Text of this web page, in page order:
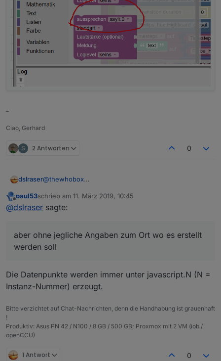
–
Ciao, Gerhard
S 2 Antworten 0
dslraser@thewhobox
es erstellt werden soll noch rolle usw....
Offline
paul53schrieb am 11. März 2019, 10:45
zuletzt editiert von
@dslraser sagte:
aber ohne jegliche Angaben zum Ort wo es erstellt
werden soll
Die Datenpunkte werden immer unter javascript.N (N =
Instanz-Nummer) erzeugt.
Bitte verzichtet auf Chat-Nachrichten, denn die Handhabung ist grauenhaft
!
Produktiv: Asus PN 42 / N100 / 8 GB / 500 GB; Proxmox mit 2 VM (iob /
openCCU)
1 Antwort 0